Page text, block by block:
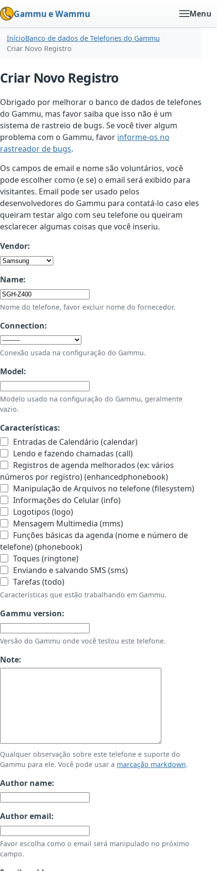
Gammu e Wammu Menu
InícioBanco de dados de Telefones do Gammu
Criar Novo Registro
Criar Novo Registro
Obrigado por melhorar o banco de dados de telefones
do Gammu, mas favor saiba que isso não é um
sistema de rastreio de bugs. Se você tiver algum
problema com o Gammu, favor informe-os no
rastreador de bugs.
Os campos de email e nome são voluntários, você
pode escolher como (e se) o email será exibido para
visitantes. Email pode ser usado pelos
desenvolvedores do Gammu para contatá-lo caso eles
queiram testar algo com seu telefone ou queiram
esclarecer algumas coisas que você inseriu.
Vendor:
Name:
Nome do telefone, favor excluir nome do fornecedor.
Connection:
Conexão usada na configuração do Gammu.
Model:
Modelo usado na configuração do Gammu, geralmente
vazio.
Características:
Entradas de Calendário (calendar)
Lendo e fazendo chamadas (call)
Registros de agenda melhorados (ex: vários
números por registro) (enhancedphonebook)
Manipulação de Arquivos no telefone (filesystem)
Informações do Celular (info)
Logotipos (logo)
Mensagem Multimedia (mms)
Funções básicas da agenda (nome e número de
telefone) (phonebook)
Toques (ringtone)
Enviando e salvando SMS (sms)
Tarefas (todo)
Características que estão trabalhando em Gammu.
Gammu version:
Versão do Gammu onde você testou este telefone.
Note:
Qualquer observação sobre este telefone e suporte do
Gammu para ele. Você pode usar a marcação markdown.
Author name:
Author email:
Favor escolha como o email será manipulado no próximo
campo.